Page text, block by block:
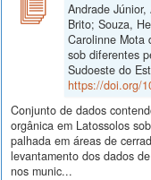
Andrade
Brito; Souza,
Carolinne Mota
sob diferentes
Sudoeste do
https://doi.org/
Conjunto de dados
orgânica em Latossolos
palhada em áreas de
levantamento dos dados
nos munic...